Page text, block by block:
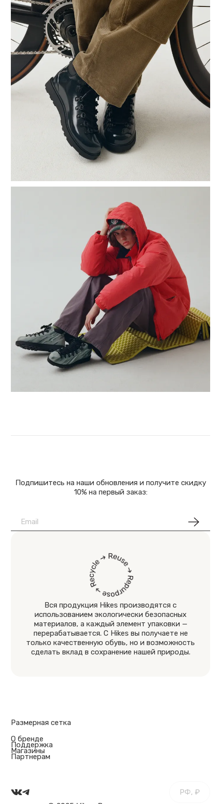
Размерная сетка
О бренде
Поддержка
Магазины
Партнерам
Подпишитесь на наши обновления и получите скидку
10% на первый заказ:
Вся продукция Hikes производятся с
использованием экологически безопасных
материалов, а каждый элемент упаковки —
перерабатывается. С Hikes вы получаете не
только качественную обувь, но и возможность
сделать вклад в сохранение нашей природы.
РФ, ₽